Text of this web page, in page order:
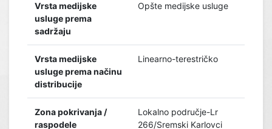
Vrsta medijske
usluge prema
sadržaju
Opšte medijske usluge
Vrsta medijske
usluge prema načinu
distribucije
Linearno-terestričko
Zona pokrivanja /
raspodele
Lokalno područje-Lr
266/Sremski Karlovci